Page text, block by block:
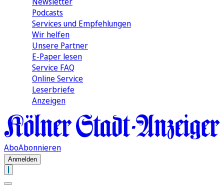
Podcasts
Services und Empfehlungen
Wir helfen
Unsere Partner
E-Paper lesen
Service FAQ
Online Service
Leserbriefe
Anzeigen
AboAbonnieren
Anmelden